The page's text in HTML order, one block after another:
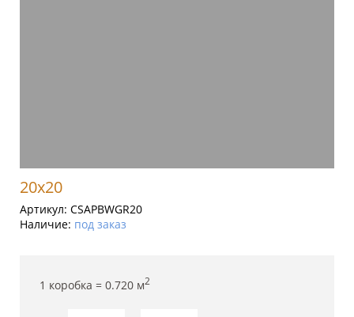
20x20
Артикул: CSAPBWGR20
Наличие: под заказ
1 коробка = 0.720 м2